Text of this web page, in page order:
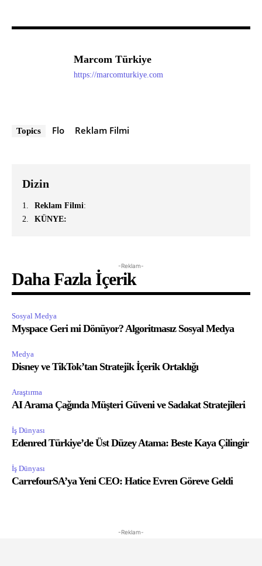
Marcom Türkiye
https://marcomturkiye.com
Topics Flo Reklam Filmi
Dizin
Reklam Filmi:
KÜNYE:
-Reklam-
Daha Fazla İçerik
Sosyal Medya
Myspace Geri mi Dönüyor? Algoritmasız Sosyal Medya
Medya
Disney ve TikTok’tan Stratejik İçerik Ortaklığı
Araştırma
AI Arama Çağında Müşteri Güveni ve Sadakat Stratejileri
İş Dünyası
Edenred Türkiye’de Üst Düzey Atama: Beste Kaya Çilingir
İş Dünyası
CarrefourSA’ya Yeni CEO: Hatice Evren Göreve Geldi
-Reklam-